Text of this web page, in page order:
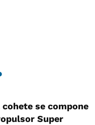
se compone
Super